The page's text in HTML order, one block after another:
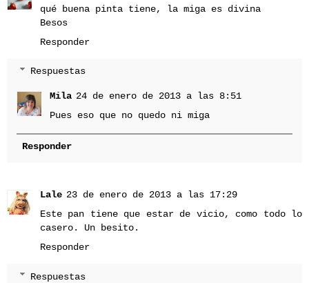
qué buena pinta tiene, la miga es divina
Besos
Responder
Respuestas
Mila 24 de enero de 2013 a las 8:51
Pues eso que no quedo ni miga
Responder
Lale 23 de enero de 2013 a las 17:29
Este pan tiene que estar de vicio, como todo lo
casero. Un besito.
Responder
Respuestas